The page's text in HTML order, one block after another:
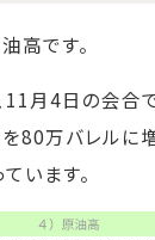
高です。
11月4日の会合
80万バレルに
います。